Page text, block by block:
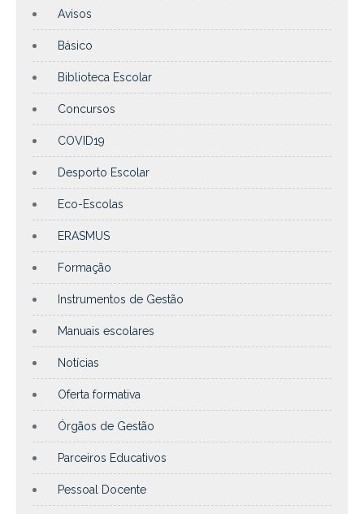
Avisos
Básico
Biblioteca Escolar
Concursos
COVID19
Desporto Escolar
Eco-Escolas
ERASMUS
Formação
Instrumentos de Gestão
Manuais escolares
Notícias
Oferta formativa
Órgãos de Gestão
Parceiros Educativos
Pessoal Docente